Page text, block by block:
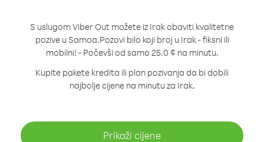
S uslugom Viber Out možete iz Irak obaviti kvalitetne
pozive u Samoa.Pozovi bilo koji broj u Irak - fiksni ili
mobilni! - Počevši od samo 25.0 ¢ na minutu.
Kupite pakete kredita ili plan pozivanja da bi dobili
najbolje cijene na minutu za Irak.
Prikaži cijene